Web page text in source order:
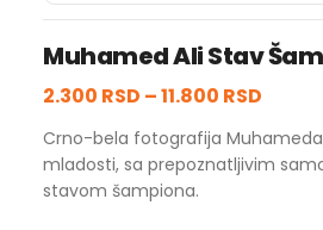
Muhamed Ali Stav
2.300 RSD –11.800 RSD
Crno-bela fotografija Muhameda
mladosti, sa prepoznatljivim
stavom šampiona.